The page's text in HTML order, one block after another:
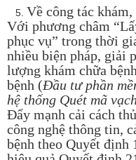
Về công tác khám,
Với phương châm
phục vụ” trong thời
nhiều biện pháp, giải
lượng khám chữa
bệnh (Đầu tư phần
hệ thống Quét mã
Đẩy mạnh cải cách
công nghệ thông tin,
bệnh theo Quyết